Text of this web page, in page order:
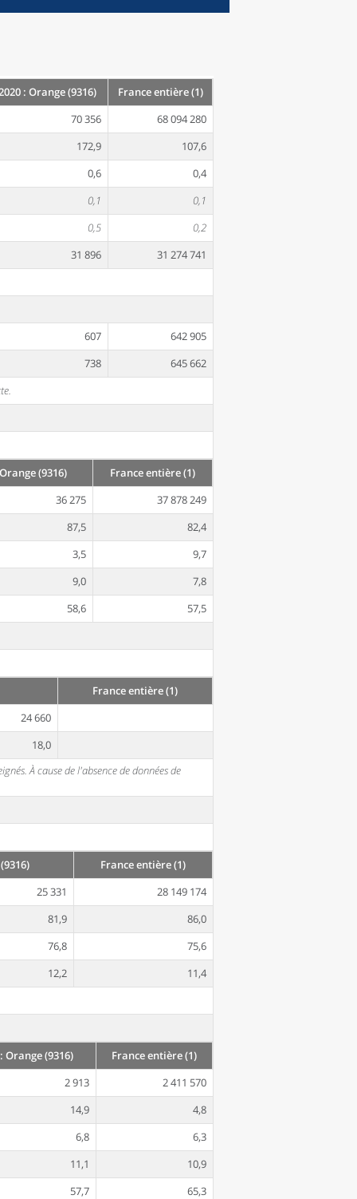
: Orange (9316)
France entière (1)
70 356
68 094 280
172,9
107,6
0,6
0,4
0,1
0,1
0,5
0,2
31 896
31 274 741
607
642 905
738
645 662
(9316)
France entière (1)
36 275
37 878 249
87,5
82,4
3,5
9,7
9,0
7,8
58,6
57,5
France entière (1)
24 660
18,0
À cause de l'absence de données de
France entière (1)
25 331
28 149 174
81,9
86,0
76,8
75,6
12,2
11,4
Orange (9316)
France entière (1)
2 913
2 411 570
14,9
4,8
6,8
6,3
11,1
10,9
57,7
65,3